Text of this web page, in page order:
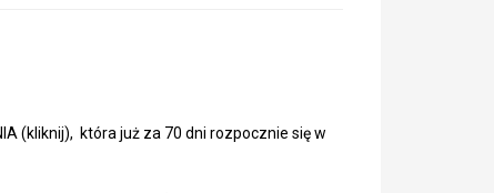
(kliknij), która już za 70 dni rozpocznie się w